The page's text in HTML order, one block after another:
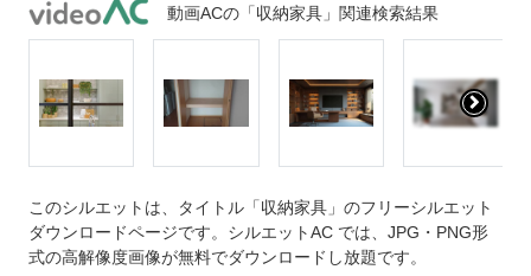
動画ACの「収納家具」関連検索結果
このシルエットは、タイトル「収納家具」のフリーシルエット
ダウンロードページです。シルエットAC では、JPG・PNG形
式の高解像度画像が無料でダウンロードし放題です。